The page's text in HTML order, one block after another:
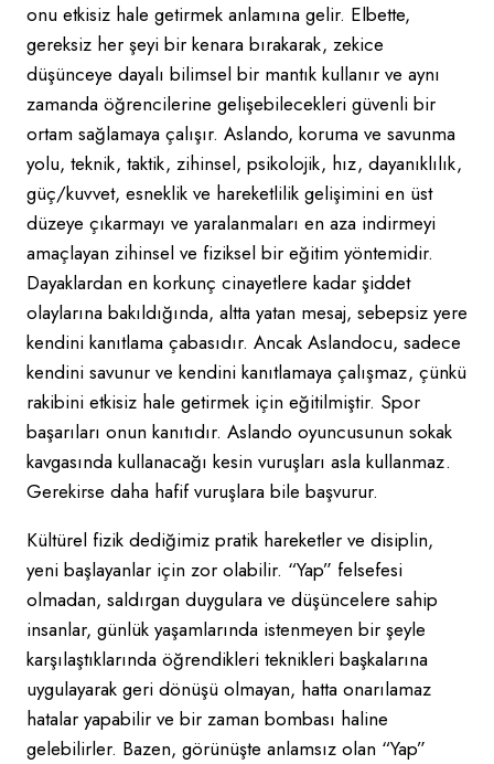
onu etkisiz hale getirmek anlamına gelir. Elbette,
gereksiz her şeyi bir kenara bırakarak, zekice
düşünceye dayalı bilimsel bir mantık kullanır ve aynı
zamanda öğrencilerine gelişebilecekleri güvenli bir
ortam sağlamaya çalışır. Aslando, koruma ve savunma
yolu, teknik, taktik, zihinsel, psikolojik, hız, dayanıklılık,
güç/kuvvet, esneklik ve hareketlilik gelişimini en üst
düzeye çıkarmayı ve yaralanmaları en aza indirmeyi
amaçlayan zihinsel ve fiziksel bir eğitim yöntemidir.
Dayaklardan en korkunç cinayetlere kadar şiddet
olaylarına bakıldığında, altta yatan mesaj, sebepsiz yere
kendini kanıtlama çabasıdır. Ancak Aslandocu, sadece
kendini savunur ve kendini kanıtlamaya çalışmaz, çünkü
rakibini etkisiz hale getirmek için eğitilmiştir. Spor
başarıları onun kanıtıdır. Aslando oyuncusunun sokak
kavgasında kullanacağı kesin vuruşları asla kullanmaz.
Gerekirse daha hafif vuruşlara bile başvurur.
Kültürel fizik dediğimiz pratik hareketler ve disiplin,
yeni başlayanlar için zor olabilir. “Yap” felsefesi
olmadan, saldırgan duygulara ve düşüncelere sahip
insanlar, günlük yaşamlarında istenmeyen bir şeyle
karşılaştıklarında öğrendikleri teknikleri başkalarına
uygulayarak geri dönüşü olmayan, hatta onarılamaz
hatalar yapabilir ve bir zaman bombası haline
gelebilirler. Bazen, görünüşte anlamsız olan “Yap”